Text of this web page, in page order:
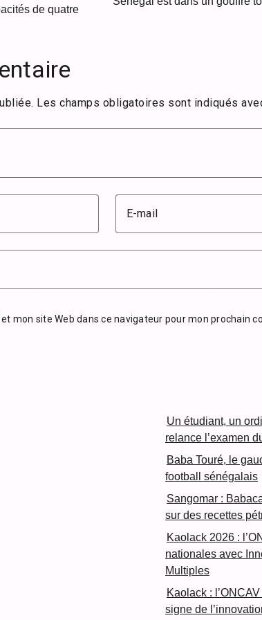
de quatre
Les champs obligatoires sont indiqués
E-mail
mon site Web dans ce navigateur pour mon prochain
Un étudiant, un
relance l’examen
Baba Touré, le
football sénégalais
Sangomar :
sur des recettes
Kaolack 2026 :
nationales avec
Multiples
Kaolack :
signe de